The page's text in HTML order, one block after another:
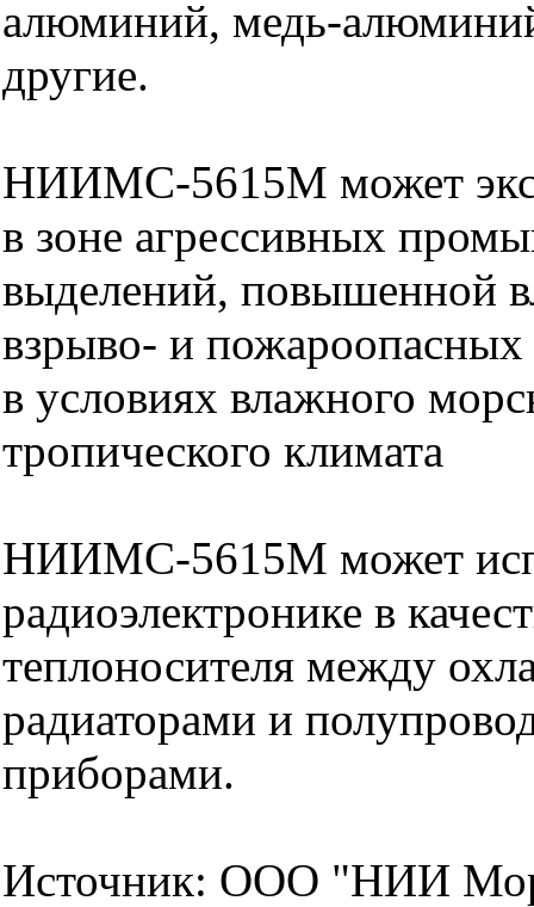
алюминий, медь-
другие.
НИИМС-5615М может
в зоне агрессивных
выделений, повышенной
взрыво- и пожароопасных
в условиях влажного
тропического климата
НИИМС-5615М может
радиоэлектронике в
теплоносителя между
радиаторами и
приборами.
Источник: ООО "НИИ